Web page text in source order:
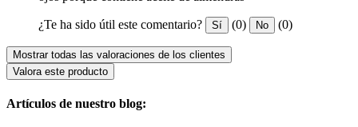
¿Te ha sido útil este comentario? Sí (0) No (0)
Mostrar todas las valoraciones de los clientes
Valora este producto
Artículos de nuestro blog: